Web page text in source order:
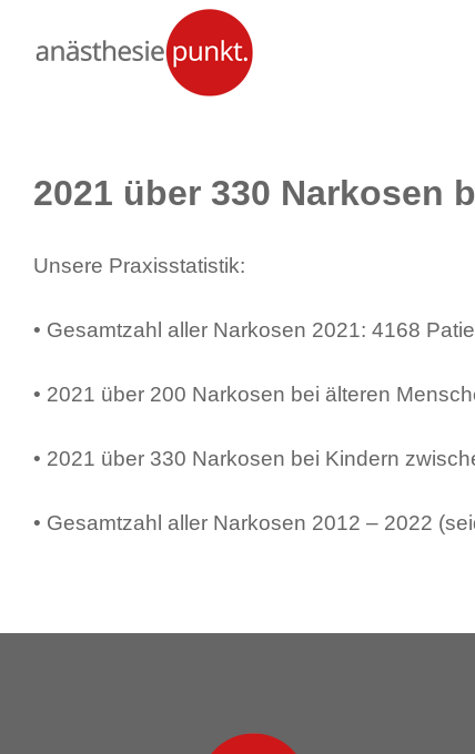
Inhalt
2021 über 330 Narkosen
Unsere Praxisstatistik:
• Gesamtzahl aller Narkosen 2021: 4168
• 2021 über 200 Narkosen bei älteren
• 2021 über 330 Narkosen bei Kindern
• Gesamtzahl aller Narkosen 2012 – 2022